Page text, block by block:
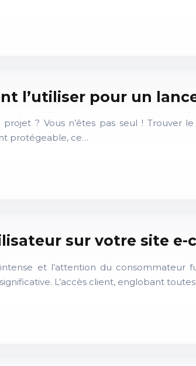
l’utiliser pour un
? Vous n’êtes pas seul ! Trouver
protégeable, ce…
sur votre site e-
et l’attention du consommateur
L’accès client, englobant